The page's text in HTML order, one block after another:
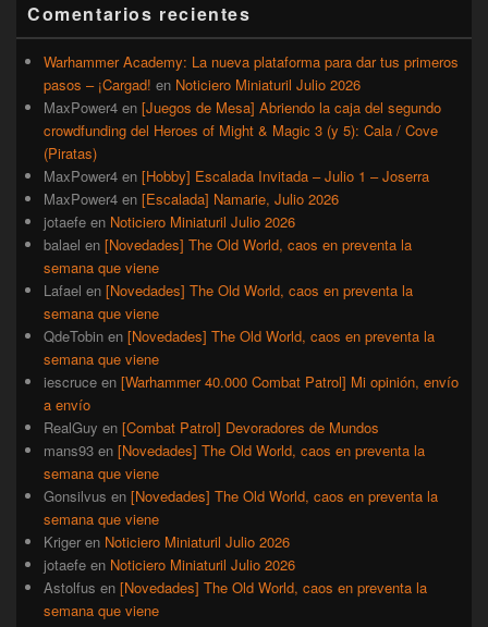
lateral
primaria
Comentarios recientes
Warhammer Academy: La nueva plataforma para dar tus primeros
pasos – ¡Cargad! en Noticiero Miniaturil Julio 2026
MaxPower4 en [Juegos de Mesa] Abriendo la caja del segundo
crowdfunding del Heroes of Might & Magic 3 (y 5): Cala / Cove
(Piratas)
MaxPower4 en [Hobby] Escalada Invitada – Julio 1 – Joserra
MaxPower4 en [Escalada] Namarie, Julio 2026
jotaefe en Noticiero Miniaturil Julio 2026
balael en [Novedades] The Old World, caos en preventa la
semana que viene
Lafael en [Novedades] The Old World, caos en preventa la
semana que viene
QdeTobin en [Novedades] The Old World, caos en preventa la
semana que viene
iescruce en [Warhammer 40.000 Combat Patrol] Mi opinión, envío
a envío
RealGuy en [Combat Patrol] Devoradores de Mundos
mans93 en [Novedades] The Old World, caos en preventa la
semana que viene
Gonsilvus en [Novedades] The Old World, caos en preventa la
semana que viene
Kriger en Noticiero Miniaturil Julio 2026
jotaefe en Noticiero Miniaturil Julio 2026
Astolfus en [Novedades] The Old World, caos en preventa la
semana que viene